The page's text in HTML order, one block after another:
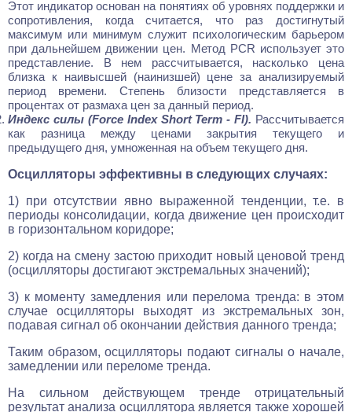
Этот индикатор основан на понятиях об уровнях поддержки и
сопротивления, когда считается, что раз достигнутый
максимум или минимум служит психологическим барьером
при дальнейшем движении цен. Метод PCR использует это
представление. В нем рассчитывается, насколько цена
близка к наивысшей (наинизшей) цене за анализируемый
период времени. Степень близости представляется в
процентах от размаха цен за данный период.
Индекс силы (Force Index Short Term - FI). Рассчитывается
как разница между ценами закрытия текущего и
предыдущего дня, умноженная на объем текущего дня.
Осцилляторы эффективны в следующих случаях:
1) при отсутствии явно выраженной тенденции, т.е. в
периоды консолидации, когда движение цен происходит
в горизонтальном коридоре;
2) когда на смену застою приходит новый ценовой тренд
(осцилляторы достигают экстремальных значений);
3) к моменту замедления или перелома тренда: в этом
случае осцилляторы выходят из экстремальных зон,
подавая сигнал об окончании действия данного тренда;
Таким образом, осцилляторы подают сигналы о начале,
замедлении или переломе тренда.
На сильном действующем тренде отрицательный
результат анализа осциллятора является также хорошей